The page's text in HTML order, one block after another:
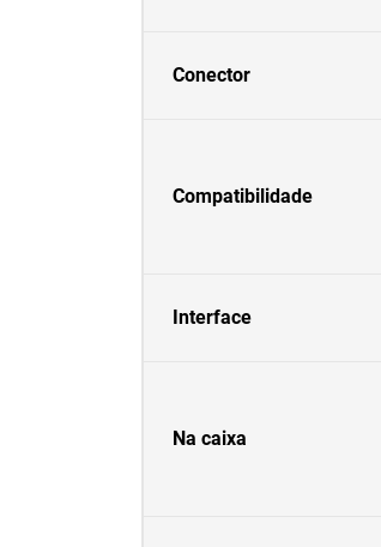
Conector
Compatibilidade
Interface
Na caixa